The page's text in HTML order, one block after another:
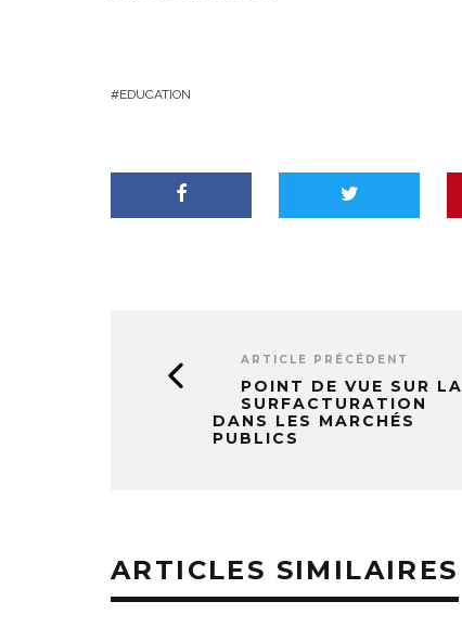
EDUCATION
ARTICLE PRÉCÉDENT
POINT DE VUE SUR LA
SURFACTURATION
DANS LES MARCHÉS
PUBLICS
ARTICLES SIMILAIRES